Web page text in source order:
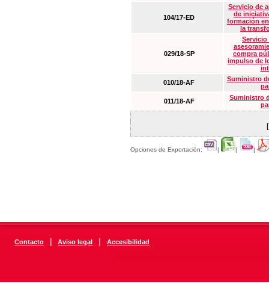
104/17-ED
Servicio de
de
formación
la
029/18-SP
Servicio
compra
impulso de
010/18-AF
Suministro
011/18-AF
Suministro
Opciones de Exportación: | | |
Contacto | Aviso legal | Accesibilidad